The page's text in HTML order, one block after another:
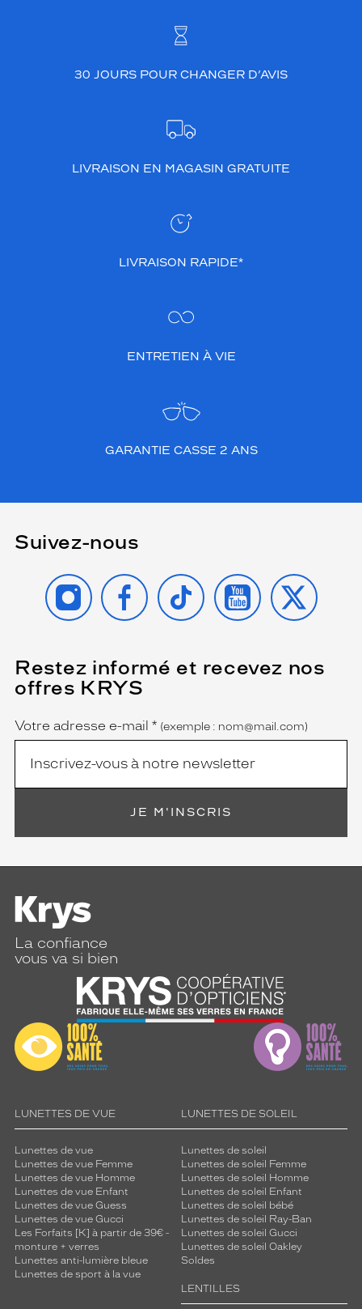
30 JOURS POUR CHANGER D’AVIS
LIVRAISON EN MAGASIN GRATUITE
LIVRAISON RAPIDE*
ENTRETIEN À VIE
GARANTIE CASSE 2 ANS
Suivez-nous
INSTAGRAMFACEBOOK
TIKTOK YOUTUBE
X
Restez informé et recevez nos
offres KRYS
Name
Votre adresse e-mail *
(Ce
champ
est
obligatoire)
(exemple : nom@mail.com)
JE M'INSCRIS
La confiance
vous va si bien
LUNETTES DE VUE
Lunettes de vue
Lunettes de vue Femme
Lunettes de vue Homme
Lunettes de vue Enfant
Lunettes de vue Guess
Lunettes de vue Gucci
Les Forfaits [K] à partir de 39€ -
monture + verres
Lunettes anti-lumière bleue
Lunettes de sport à la vue
LUNETTES DE SOLEIL
Lunettes de soleil
Lunettes de soleil Femme
Lunettes de soleil Homme
Lunettes de soleil Enfant
Lunettes de soleil bébé
Lunettes de soleil Ray-Ban
Lunettes de soleil Gucci
Lunettes de soleil Oakley
Soldes
LENTILLES